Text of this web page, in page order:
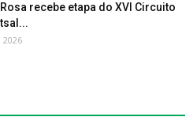
recebe etapa do XVI Circuito